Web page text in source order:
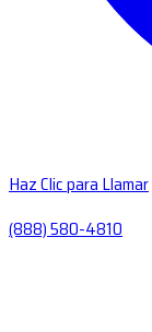
Haz Clic para Llamar
(888) 580-4810